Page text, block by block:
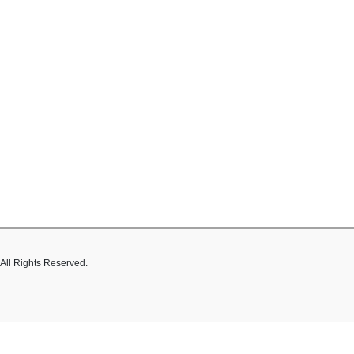
Rights Reserved.